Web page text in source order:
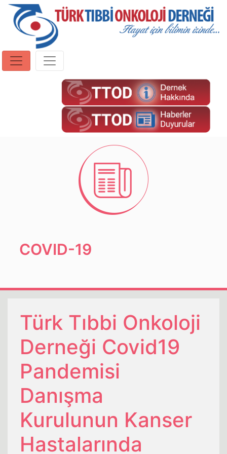
COVID-19
Türk Tıbbi Onkoloji
Derneği Covid19
Pandemisi
Danışma
Kurulunun Kanser
Hastalarında